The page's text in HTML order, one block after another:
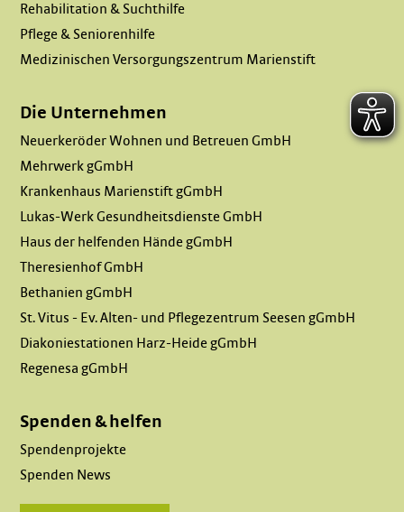
Rehabilitation & Suchthilfe
Pflege & Seniorenhilfe
Medizinischen Versorgungszentrum Marienstift
Die Unternehmen
Neuerkeröder Wohnen und Betreuen GmbH
Mehrwerk gGmbH
Krankenhaus Marienstift gGmbH
Lukas-Werk Gesundheitsdienste GmbH
Haus der helfenden Hände gGmbH
Theresienhof GmbH
Bethanien gGmbH
St. Vitus - Ev. Alten- und Pflegezentrum Seesen gGmbH
Diakoniestationen Harz-Heide gGmbH
Regenesa gGmbH
Spenden & helfen
Spendenprojekte
Spenden News